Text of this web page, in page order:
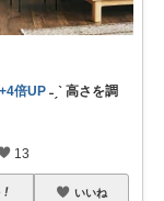
倍UP ˗ˏˋ 高さを調
13
いいね